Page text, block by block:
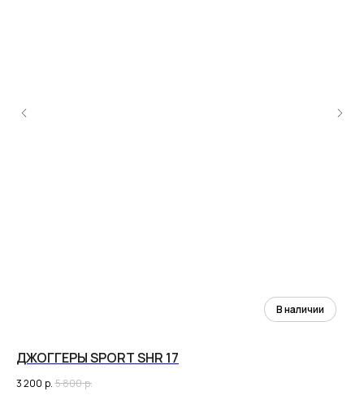
ДЖОГГЕРЫ SPORT SHR 17
3 200 р. 5 800р.